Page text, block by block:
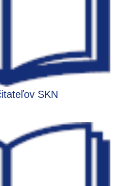
SKN